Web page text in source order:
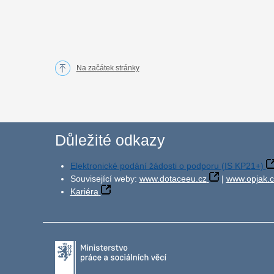
Na začátek stránky
Důležité odkazy
Elektronické podání žádosti o podporu (IS KP21+)
Související weby: www.dotaceeu.cz |
Kariéra